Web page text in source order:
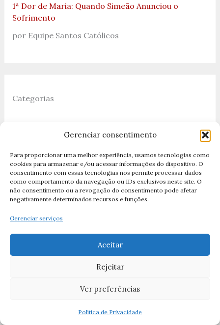
Gerenciar consentimento
Para proporcionar uma melhor experiência, usamos tecnologias como
cookies para armazenar e/ou acessar informações do dispositivo. O
consentimento com essas tecnologias nos permite processar dados
como comportamento da navegação ou IDs exclusivos neste site. O
não consentimento ou a revogação do consentimento pode afetar
negativamente determinados recursos e funções.
Gerenciar serviços
Aceitar
Rejeitar
Ver preferências
Política de Privacidade
1ª Dor de Maria: Quando Simeão Anunciou o
Sofrimento
por Equipe Santos Católicos
Categorias
Anjos(6)
Apóstolos(14)
Arcanjo Miguel(2)
Campanha da Fraternidade
Canção de São Francisco de Assis(2)